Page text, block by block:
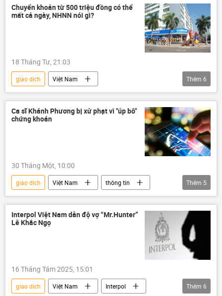
Ngân hàng Nhà nước
Ngân hàng Nhà nước VN
Chuyển khoản từ 500 triệu đồng có thể
mất cả ngày, NHNN nói gì?
18 Tháng Tư, 21:03
giao dịch
Việt Nam
Ngân hàng Nhà nước
Ngân hàng Nhà nước VN
Chính trị
Kinh tế
Thêm 6
Ca sĩ Khánh Phương bị xử phạt vì "úp bô"
chứng khoán
30 Tháng Một, 10:00
giao dịch Việt Nam
thông tin
Pháp luật
chứng khoán
thị trường chứng khoán
đầu tư
xử phạt
Thêm 5
Interpol Việt Nam dẫn độ vợ “Mr.Hunter”
Lê Khắc Ngọ
16 Tháng Tám 2025, 15:01
giao dịch Việt Nam
Interpol
Thêm 6